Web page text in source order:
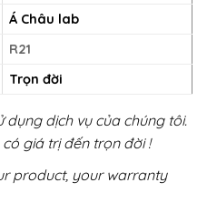
Á Châu lab
R21
Trọn đời
dịch vụ của chúng tôi.
giá trị đến trọn đời !
product, your warranty